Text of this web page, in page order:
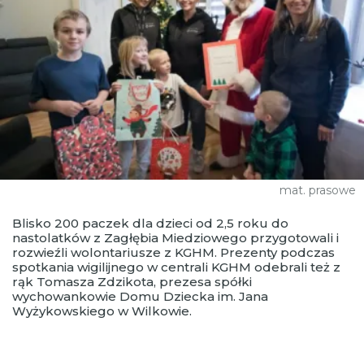
mat. prasowe
Blisko 200 paczek dla dzieci od 2,5 roku do
nastolatków z Zagłębia Miedziowego przygotowali i
rozwieźli wolontariusze z KGHM. Prezenty podczas
spotkania wigilijnego w centrali KGHM odebrali też z
rąk Tomasza Zdzikota, prezesa spółki
wychowankowie Domu Dziecka im. Jana
Wyżykowskiego w Wilkowie.